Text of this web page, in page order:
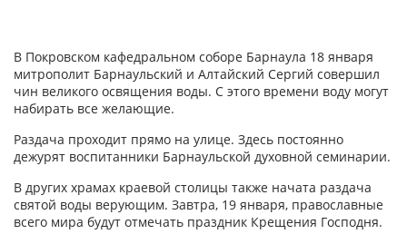
В Покровском кафедральном соборе Барнаула 18 января
митрополит Барнаульский и Алтайский Сергий совершил
чин великого освящения воды. С этого времени воду могут
набирать все желающие.
Раздача проходит прямо на улице. Здесь постоянно
дежурят воспитанники Барнаульской духовной семинарии.
В других храмах краевой столицы также начата раздача
святой воды верующим. Завтра, 19 января, православные
всего мира будут отмечать праздник Крещения Господня.